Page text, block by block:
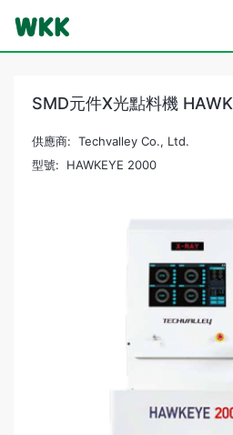
SMD元件X光點料機
供應商: Techvalley Co., Ltd.
型號: HAWKEYE 2000